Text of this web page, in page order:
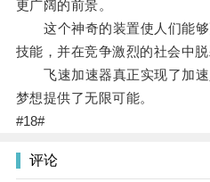
更广阔的前景。
这个神奇的装置使人们能够
技能，并在竞争激烈的社会中脱
飞速加速器真正实现了加速
梦想提供了无限可能。
#18#
评论